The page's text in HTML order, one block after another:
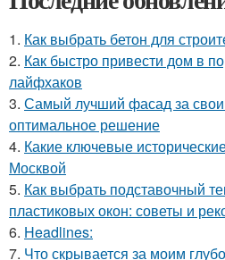
1. Как выбрать бетон для
2. Как быстро привести дом в
лайфхаков
3. Самый лучший фасад за свои
оптимальное решение
4. Какие ключевые
Москвой
5. Как выбрать подставочный
пластиковых окон: советы и
6. Headlines:
7. Что скрывается за моим